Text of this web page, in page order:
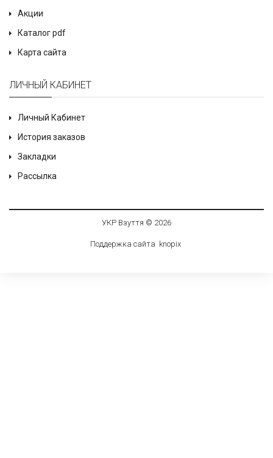
Акции
Каталог pdf
Карта сайта
ЛИЧНЫЙ КАБИНЕТ
Личный Кабинет
История заказов
Закладки
Рассылка
УКР Взуття © 2026
Поддержка сайта knopix